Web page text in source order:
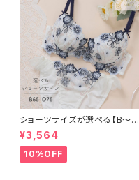
ショーツサイズが選べる【B〜D】
エーデル ブラ＆ショーツ
¥3,564
10%OFF